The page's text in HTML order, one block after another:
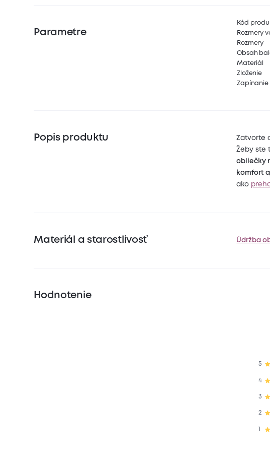
Parametre
Kód
Rozmery
Rozmery
Obsah
Materiál
Zloženie
Zapínanie
Popis produktu
Zatvorte
Žeby ste
obliečky
komfort
ako
Materiál a starostlivosť Údržba
Hodnotenie
5
4
3
2